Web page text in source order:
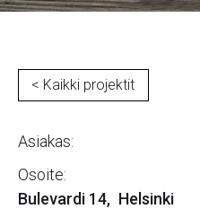
< Kaikki projektit
Asiakas:
Osoite:
Bulevardi 14, Helsinki